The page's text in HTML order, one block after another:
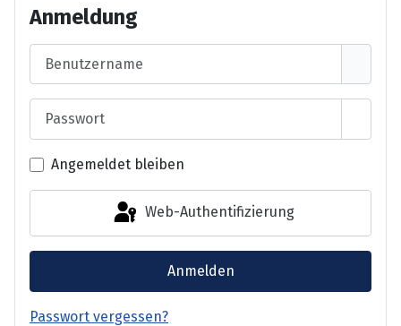
Anmeldung
Angemeldet bleiben
Web-Authentifizierung
Anmelden
Passwort vergessen?